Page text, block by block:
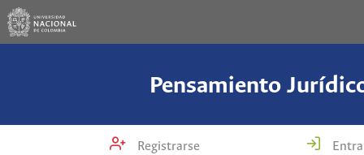
Pensamiento
Registrarse